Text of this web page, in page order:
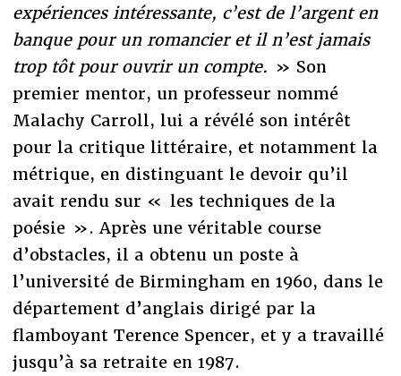
expériences intéressante, c’est de l’argent en
banque pour un romancier et il n’est jamais
trop tôt pour ouvrir un compte. » Son
premier mentor, un professeur nommé
Malachy Carroll, lui a révélé son intérêt
pour la critique littéraire, et notamment la
métrique, en distinguant le devoir qu’il
avait rendu sur « les techniques de la
poésie ». Après une véritable course
d’obstacles, il a obtenu un poste à
l’université de Birmingham en 1960, dans le
département d’anglais dirigé par la
flamboyant Terence Spencer, et y a travaillé
jusqu’à sa retraite en 1987.